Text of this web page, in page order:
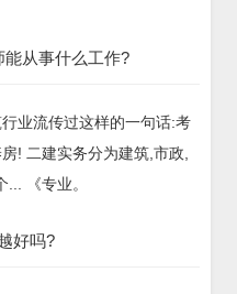
能从事什么工作?
业流传过这样的一句话:考
! 二建实务分为建筑,市政,
《专业。
好吗?